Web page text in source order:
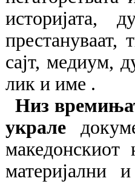
историјата,
престануваат,
сајт, медиум,
лик и име .
Низ
украле
материјални